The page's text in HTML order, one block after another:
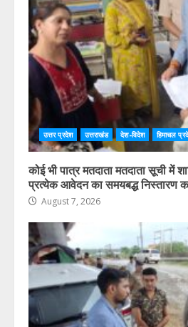
उत्तर प्रदेश उत्तराखंड देश-विदेश हिमाचल
कोई भी पात्र मतदाता मतदाता सूची में
प्रत्येक आवेदन का समयबद्ध निस्तारण
August 7, 2026